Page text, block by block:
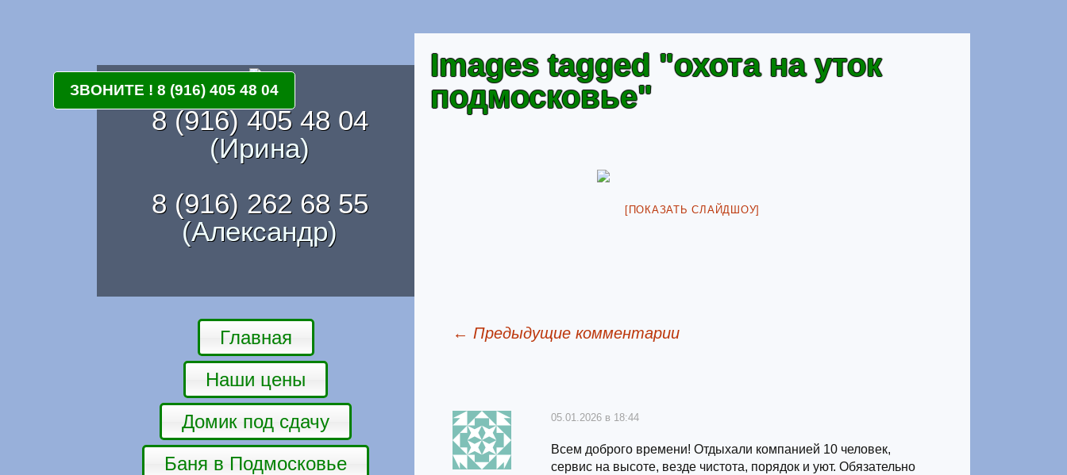
8 (916) 405 48 04
(Ирина)
8 (916) 262 68 55
(Александр)
Главная
Наши цены
Домик под сдачу
Баня в Подмосковье
Images tagged "охота на уток
подмосковье"
[ПОКАЗАТЬ СЛАЙДШОУ]
← Предыдущие комментарии
05.01.2026 в 18:44
Всем доброго времени! Отдыхали компанией 10 человек,
сервис на высоте, везде чистота, порядок и уют. Обязательно
ЗВОНИТЕ ! 8 (916) 405 48 04